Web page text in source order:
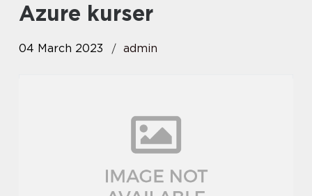
azure kurser
04 March 2023 admin